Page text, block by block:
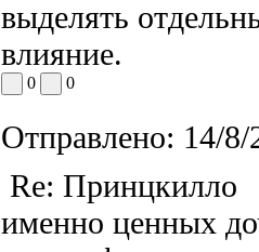
выделять
влияние.
0 0
Отправлено: 14/
Re: Принцкилло
именно ценных